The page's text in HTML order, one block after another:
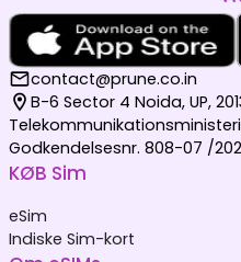
contact@prune.co.in
B-6 Sector 4 Noida, UP,
Godkendelsesnr. 808-07 /
KØB Sim
eSim
Indiske Sim-kort